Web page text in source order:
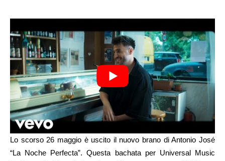
Lo scorso 26 maggio è uscito il nuovo brano di Antonio José
“La Noche Perfecta”. Questa bachata per Universal Music